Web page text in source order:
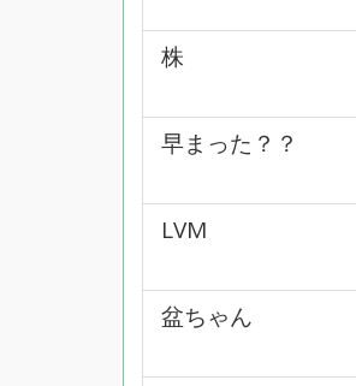
株
早まった？？
LVM
盆ちゃん